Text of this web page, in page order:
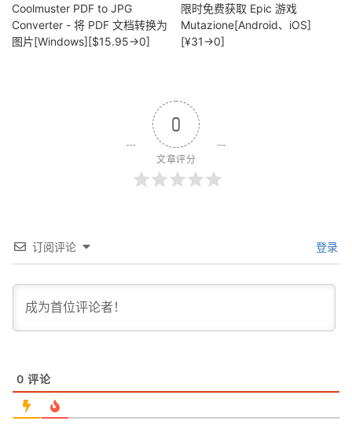
Coolmuster PDF to JPG
Converter - 将 PDF 文档转换为
图片[Windows][$15.95→0]
限时免费获取 Epic 游戏
Mutazione[Android、iOS]
[¥31→0]
0
文章评分
订阅评论 登录
0 评论